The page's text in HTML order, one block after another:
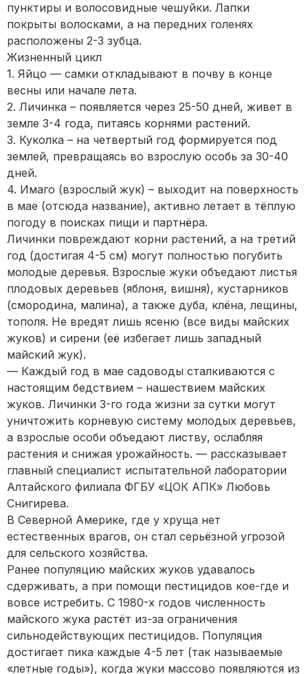
пунктиры и волосовидные чешуйки. Лапки
покрыты волосками, а на передних голенях
расположены 2-3 зубца.
Жизненный цикл
1. Яйцо — самки откладывают в почву в конце
весны или начале лета.
2. Личинка – появляется через 25-50 дней, живет в
земле 3-4 года, питаясь корнями растений.
3. Куколка – на четвертый год формируется под
землей, превращаясь во взрослую особь за 30-40
дней.
4. Имаго (взрослый жук) – выходит на поверхность
в мае (отсюда название), активно летает в тёплую
погоду в поисках пищи и партнёра.
Личинки повреждают корни растений, а на третий
год (достигая 4-5 см) могут полностью погубить
молодые деревья. Взрослые жуки объедают листья
плодовых деревьев (яблоня, вишня), кустарников
(смородина, малина), а также дуба, клёна, лещины,
тополя. Не вредят лишь ясеню (все виды майских
жуков) и сирени (её избегает лишь западный
майский жук).
— Каждый год в мае садоводы сталкиваются с
настоящим бедствием – нашествием майских
жуков. Личинки 3-го года жизни за сутки могут
уничтожить корневую систему молодых деревьев,
а взрослые особи объедают листву, ослабляя
растения и снижая урожайность. — рассказывает
главный специалист испытательной лаборатории
Алтайского филиала ФГБУ «ЦОК АПК» Любовь
Снигирева.
В Северной Америке, где у хруща нет
естественных врагов, он стал серьёзной угрозой
для сельского хозяйства.
Ранее популяцию майских жуков удавалось
сдерживать, а при помощи пестицидов кое-где и
вовсе истребить. С 1980-х годов численность
майского жука растёт из-за ограничения
сильнодействующих пестицидов. Популяция
достигает пика каждые 4-5 лет (так называемые
«летные годы»), когда жуки массово появляются из